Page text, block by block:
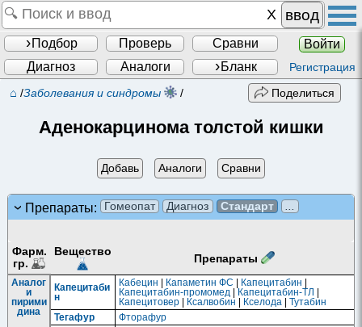
ввод
Подбор Проверь Сравни
Войти
Диагноз
Аналоги Бланк Регистрация
⌂ /Заболевания и синдромы / Поделиться
Аденокарцинома толстой кишки
Добавь Аналоги Сравни
Препараты: Гомеопат Диагноз Стандарт
Фарм.
гр.
Вещество
Препараты
Аналог
и
пирими
дина
Капецитаби
н
Кабецин Капаметин ФС Капецитабин
Капецитабин-промомед
Капецитабин-ТЛ
Капецитовер| Ксалвобин Кселода
Тутабин
Тегафур
Фторафур